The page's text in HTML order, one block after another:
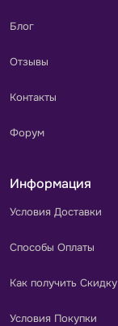
Блог
Отзывы
Контакты
Форум
Информация
Условия Доставки
Способы Оплаты
Как получить Скидку
Условия Покупки